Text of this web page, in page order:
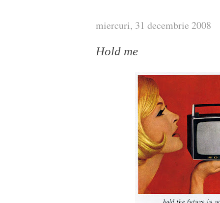
miercuri, 31 decembrie 2008
Hold me